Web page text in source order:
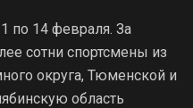
по 14 февраля. За
сотни спортсмены из
округа, Тюменской и
область